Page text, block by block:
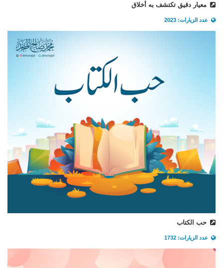
معيار دقيق تكتشف به أخلاق
عدد الزيارات: 2023
حب الكتاب
عدد الزيارات: 1732